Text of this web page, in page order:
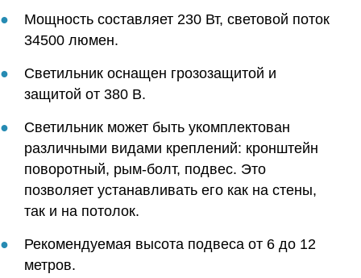
Мощность составляет 230 Вт, световой поток
34500 люмен.
Светильник оснащен грозозащитой и
защитой от 380 В.
Светильник может быть укомплектован
различными видами креплений: кронштейн
поворотный, рым-болт, подвес. Это
позволяет устанавливать его как на стены,
так и на потолок.
Рекомендуемая высота подвеса от 6 до 12
метров.